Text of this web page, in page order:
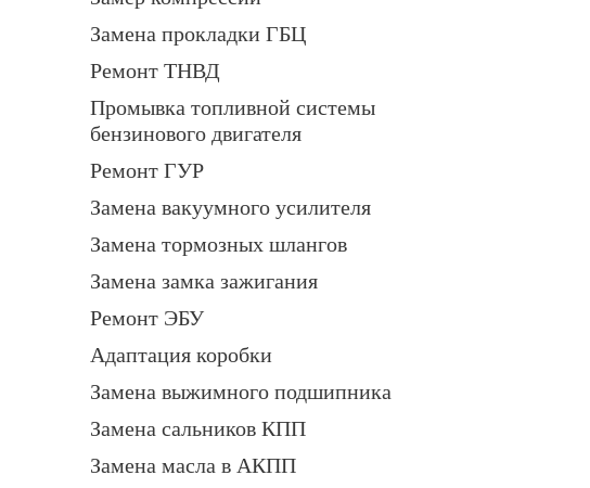
Замена прокладки ГБЦ
Ремонт ТНВД
Промывка топливной системы
бензинового двигателя
Ремонт ГУР
Замена вакуумного усилителя
Замена тормозных шлангов
Замена замка зажигания
Ремонт ЭБУ
Адаптация коробки
Замена выжимного подшипника
Замена сальников КПП
Замена масла в АКПП